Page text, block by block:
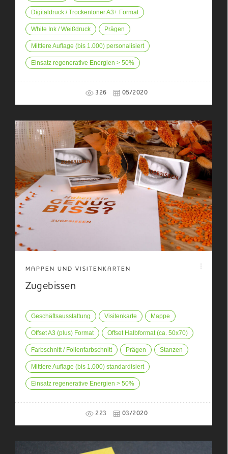
Digitaldruck / Trockentoner A3+ Format
White Ink / Weißdruck Prägen
Mittlere Auflage (bis 1.000) personalisiert
Einsatz regenerative Energien > 50%
326 05/2020
MAPPEN UND VISITENKARTEN
Zugebissen
Geschäftsausstattung Visitenkarte Mappe
Offset A3 (plus) Format Offset Halbformat (ca. 50x70)
Farbschnitt / Folienfarbschnitt Prägen Stanzen
Mittlere Auflage (bis 1.000) standardisiert
Einsatz regenerative Energien > 50%
223 03/2020